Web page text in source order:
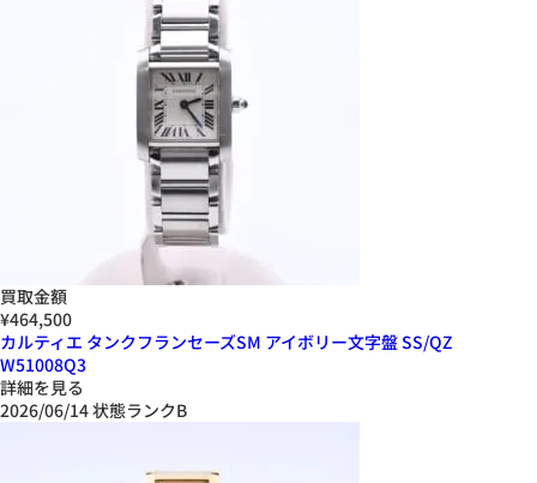
買取金額
¥464,500
カルティエ タンクフランセーズSM アイボリー文字盤 SS/QZ
W51008Q3
詳細を見る
2026/06/14状態ランクB